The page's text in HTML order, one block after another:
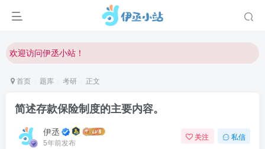
欢迎访问伊丞小站！
欢迎反馈网站中存在的问题和建议！
欢迎访问伊丞小站！
首页 题库 考研 正文
简述存款保险制度的主要内容。
伊丞
5年前发布
关注 私信